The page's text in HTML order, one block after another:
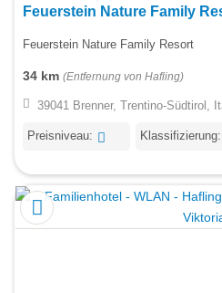
Feuerstein Nature Family
Feuerstein Nature Family Resort
34 km (Entfernung von Hafling)
39041 Brenner, Trentino-Südtirol,
Preisniveau: Klassifizierung: